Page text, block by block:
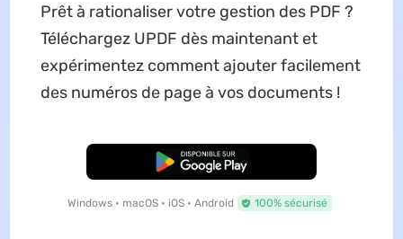
Prêt à rationaliser votre gestion des PDF ?
Téléchargez UPDF dès maintenant et
expérimentez comment ajouter facilement
des numéros de page à vos documents !
TÉLÉCHARGER
Windows • macOS • iOS • Android 100% sécurisé